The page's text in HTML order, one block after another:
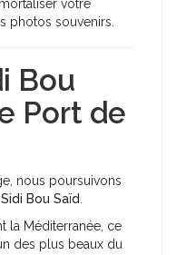
votre
photos souvenirs.
Bou
Port de
nous poursuivons
Sidi Bou Saïd
la Méditerranée, ce
des plus beaux du